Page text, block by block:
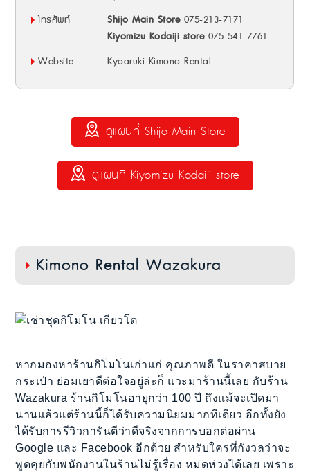
โทรศัพท์
Shijo Main Store075-213-7171
Kiyomizu Kodaiji store075-541-7761
Website
Kyoaruki Kimono Rental
ดูแผนที่ Shijo Main Store
ดูแผนที่ Kiyomizu Kodaiji store
Kimono Rental Wazakura
หากมองหาร้านกิโมโนเก่าแก่ คุณภาพดี ในราคาสบาย
กระเป๋า ย่อมเยาดีต่อใจอยู่ล่ะก็ แวะมาร้านนี้เลย กับร้าน
Wazakura ร้านกิโมโนอายุกว่า 100 ปี ถึงแม้จะเปิดมา
นานแล้วแต่ร้านนี้ก็ได้รับความนิยมมากทีเดียว อีกทั้งยัง
ได้รับการรีวิวการันตีว่าดีจริงจากการบอกต่อผ่าน
Google และ Facebook อีกด้วย สำหรับใครที่กังวลว่าจะ
พูดคุยกับพนักงานในร้านไม่รู้เรื่อง หมดห่วงได้เลย เพราะ